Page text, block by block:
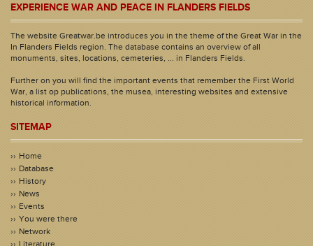
EXPERIENCE WAR AND PEACE IN FLANDERS FIELDS
The website Greatwar.be introduces you in the theme of the Great War in the
In Flanders Fields region. The database contains an overview of all
monuments, sites, locations, cemeteries, ... in Flanders Fields.
Further on you will find the important events that remember the First World
War, a list op publications, the musea, interesting websites and extensive
historical information.
SITEMAP
Home
Database
History
News
Events
You were there
Network
Literature